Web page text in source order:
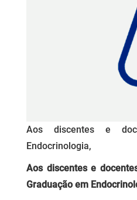
Aos discentes e
Endocrinologia,
Aos discentes e
Graduação em